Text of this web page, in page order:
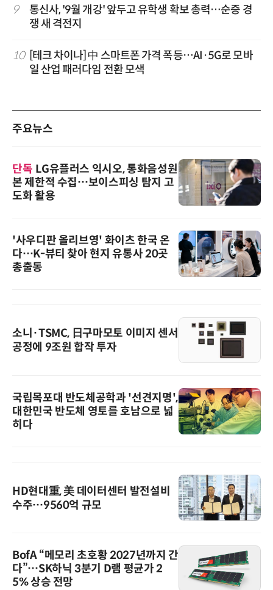
9
통신사, '9월 개강' 앞두고 유학생 확보 총력…순증 경
쟁 새 격전지
10
[테크 차이나] 中 스마트폰 가격 폭등…AI·5G로 모바
일 산업 패러다임 전환 모색
주요뉴스
단독 LG유플러스 익시오, 통화음성원
본 제한적 수집…보이스피싱 탐지 고
도화 활용
'사우디판 올리브영' 화이츠 한국 온
다…K-뷰티 찾아 현지 유통사 20곳
총출동
소니·TSMC, 日구마모토 이미지 센서
공정에 9조원 합작 투자
국립목포대 반도체공학과 '선견지명',
대한민국 반도체 영토를 호남으로 넓
히다
HD현대重, 美 데이터센터 발전설비
수주…9560억 규모
BofA “메모리 초호황 2027년까지 간
다”…SK하닉 3분기 D램 평균가 2
5% 상승 전망